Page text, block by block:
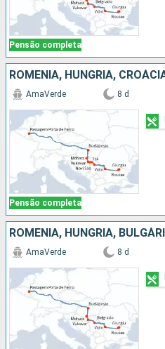
Pensão completa
Pensão completa
AmaVerde 8 d
AmaVerde 8 d